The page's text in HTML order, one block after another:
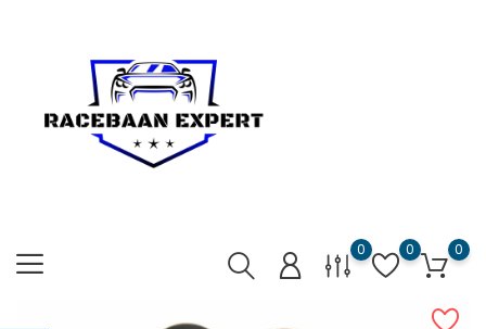
0 0 0